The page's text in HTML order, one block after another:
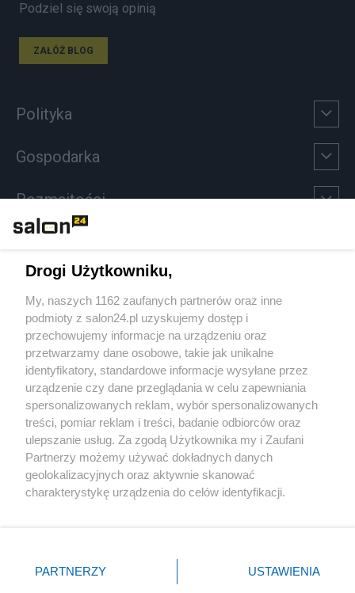
Podziel się swoją opinią
ZAŁÓŻ BLOG
Polityka
Gospodarka
Rozmaitości
Sport
Społeczeństwo
Kultura
X Facebook Instagram Youtube
Drogi Użytkowniku,
My, naszych 1162 zaufanych partnerów oraz inne
podmioty z salon24.pl uzyskujemy dostęp i
przechowujemy informacje na urządzeniu oraz
przetwarzamy dane osobowe, takie jak unikalne
identyfikatory, standardowe informacje wysyłane przez
urządzenie czy dane przeglądania w celu zapewniania
spersonalizowanych reklam, wybór spersonalizowanych
treści, pomiar reklam i treści, badanie odbiorców oraz
ulepszanie usług. Za zgodą Użytkownika my i Zaufani
Partnerzy możemy używać dokładnych danych
geolokalizacyjnych oraz aktywnie skanować
charakterystykę urządzenia do celów identyfikacji.
zmienić/wycofać klikając przycisk ustawień prywatności
znajdujący się w lewym dolnym rogu strony
PARTNERZY USTAWIENIA